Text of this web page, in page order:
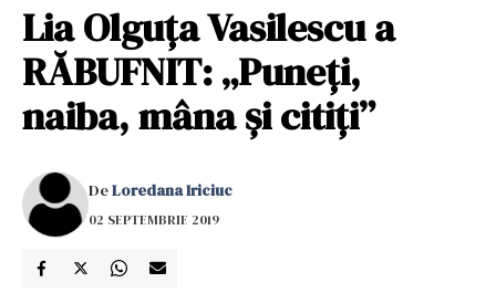
Lia Olguța Vasilescu a
RĂBUFNIT: „Puneți,
naiba, mâna și citiți”
DeLoredana Iriciuc
02 SEPTEMBRIE 2019